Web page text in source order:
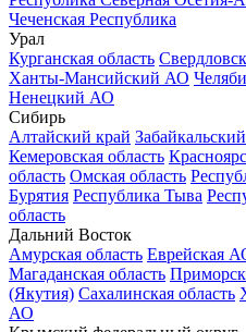
Чеченская Республика
Урал
Курганская область
Ханты-Мансийский АО
Ненецкий АО
Сибирь
Алтайский край
Кемеровская область
область Омская область
Бурятия Республика Тыва
область
Дальний Восток
Амурская область Еврейская
Магаданская область
(Якутия) Сахалинская область
АО